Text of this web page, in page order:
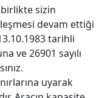
birlikte sizin
devam ettiği
tarihli
ve 26901 sayılı
uyarak